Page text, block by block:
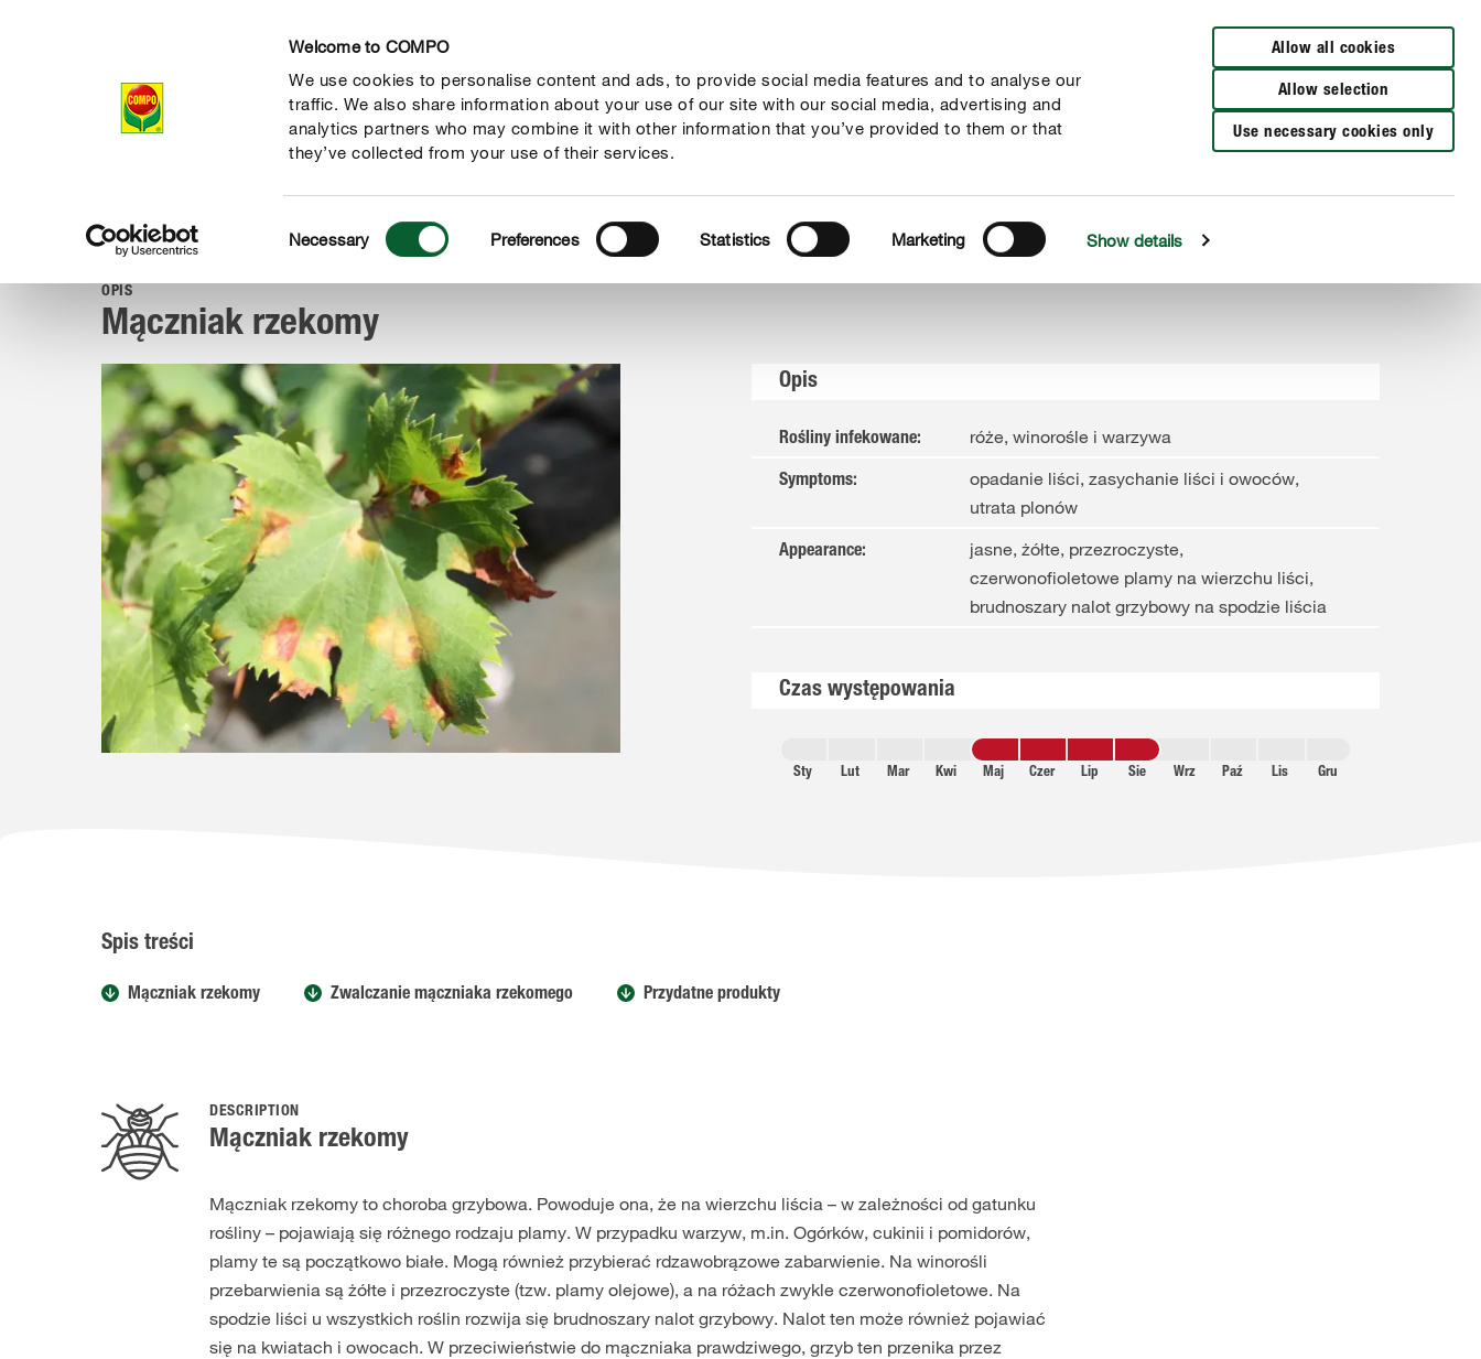
Welcome to COMPO
We use cookies to personalise content and ads, to provide social media features and to analyse our
traffic. We also share information about your use of our site with our social media, advertising and
analytics partners who may combine it with other information that you’ve provided to them or that
they’ve collected from your use of their services.
Selection
Necessary Preferences Statistics Marketing Show details
Allow all cookies
Allow selection
Use necessary cookies only
Produkty Porady Aktualne tematy Kontakt O nas
COMPOPorady Choroby i szkodniki Choroby roślin Mączniak rzekomy
OPIS
Mączniak rzekomy
Opis
Rośliny infekowane: róże, winorośle i warzywa
Symptoms:
opadanie liści, zasychanie liści i owoców,
utrata plonów
Appearance:
jasne, żółte, przezroczyste,
czerwonofioletowe plamy na wierzchu liści,
brudnoszary nalot grzybowy na spodzie liścia
Czas występowania
Sty Lut Mar Kwi Maj Czer Lip Sie Wrz Paź Lis Gru
Spis treści
Mączniak rzekomy Zwalczanie mączniaka rzekomego Przydatne produkty
DESCRIPTION
Mączniak rzekomy
Mączniak rzekomy to choroba grzybowa. Powoduje ona, że na wierzchu liścia – w zależności od gatunku
rośliny – pojawiają się różnego rodzaju plamy. W przypadku warzyw, m.in. Ogórków, cukinii i pomidorów,
plamy te są początkowo białe. Mogą również przybierać rdzawobrązowe zabarwienie. Na winorośli
przebarwienia są żółte i przezroczyste (tzw. plamy olejowe), a na różach zwykle czerwonofioletowe. Na
spodzie liści u wszystkich roślin rozwija się brudnoszary nalot grzybowy. Nalot ten może również pojawiać
się na kwiatach i owocach. W przeciwieństwie do mączniaka prawdziwego, grzyb ten przenika przez